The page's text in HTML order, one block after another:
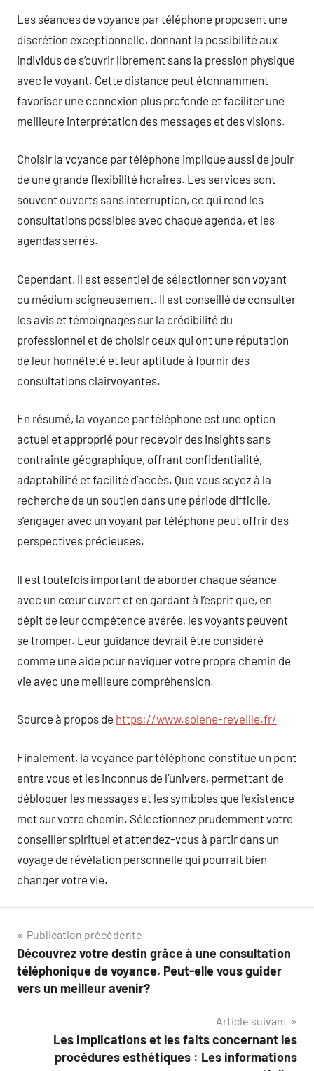
Les séances de voyance par téléphone proposent une
discrétion exceptionnelle, donnant la possibilité aux
individus de s’ouvrir librement sans la pression physique
avec le voyant. Cette distance peut étonnamment
favoriser une connexion plus profonde et faciliter une
meilleure interprétation des messages et des visions.
Choisir la voyance par téléphone implique aussi de jouir
de une grande flexibilité horaires. Les services sont
souvent ouverts sans interruption, ce qui rend les
consultations possibles avec chaque agenda, et les
agendas serrés.
Cependant, il est essentiel de sélectionner son voyant
ou médium soigneusement. Il est conseillé de consulter
les avis et témoignages sur la crédibilité du
professionnel et de choisir ceux qui ont une réputation
de leur honnêteté et leur aptitude à fournir des
consultations clairvoyantes.
En résumé, la voyance par téléphone est une option
actuel et approprié pour recevoir des insights sans
contrainte géographique, offrant confidentialité,
adaptabilité et facilité d’accès. Que vous soyez à la
recherche de un soutien dans une période difficile,
s’engager avec un voyant par téléphone peut offrir des
perspectives précieuses.
Il est toutefois important de aborder chaque séance
avec un cœur ouvert et en gardant à l’esprit que, en
dépit de leur compétence avérée, les voyants peuvent
se tromper. Leur guidance devrait être considéré
comme une aide pour naviguer votre propre chemin de
vie avec une meilleure compréhension.
Source à propos de https://www.solene-reveille.fr/
Finalement, la voyance par téléphone constitue un pont
entre vous et les inconnus de l’univers, permettant de
débloquer les messages et les symboles que l’existence
met sur votre chemin. Sélectionnez prudemment votre
conseiller spirituel et attendez-vous à partir dans un
voyage de révélation personnelle qui pourrait bien
changer votre vie.
Navigation
de
l’article
Publication précédente
Découvrez votre destin grâce à une consultation
téléphonique de voyance. Peut-elle vous guider
vers un meilleur avenir?
Article suivant
Les implications et les faits concernant les
procédures esthétiques : Les informations